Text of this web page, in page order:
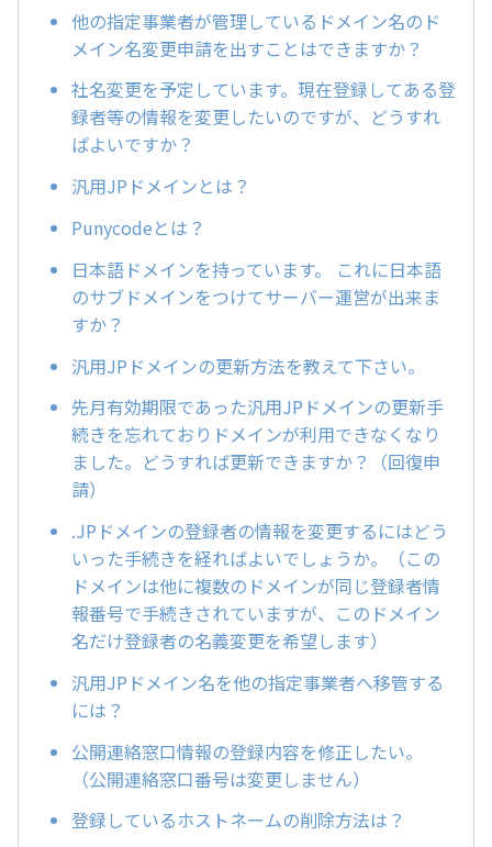
他の指定事業者が管理しているドメイン名のド
メイン名変更申請を出すことはできますか？
社名変更を予定しています。現在登録してある登
録者等の情報を変更したいのですが、どうすれ
ばよいですか？
汎用JPドメインとは？
Punycodeとは？
日本語ドメインを持っています。 これに日本語
のサブドメインをつけてサーバー運営が出来ま
すか？
汎用JPドメインの更新方法を教えて下さい。
先月有効期限であった汎用JPドメインの更新手
続きを忘れておりドメインが利用できなくなり
ました。どうすれば更新できますか？（回復申
請）
.JPドメインの登録者の情報を変更するにはどう
いった手続きを経ればよいでしょうか。（この
ドメインは他に複数のドメインが同じ登録者情
報番号で手続きされていますが、このドメイン
名だけ登録者の名義変更を希望します）
汎用JPドメイン名を他の指定事業者へ移管する
には？
公開連絡窓口情報の登録内容を修正したい。
（公開連絡窓口番号は変更しません）
登録しているホストネームの削除方法は？